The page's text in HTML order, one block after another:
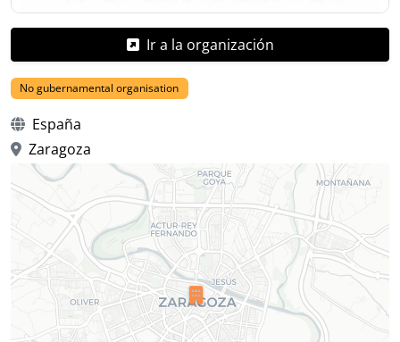
Ir a la organización
No gubernamental organisation
España
Zaragoza